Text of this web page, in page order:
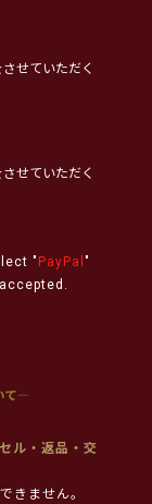
せていただく
せていただく
" PayPal "
ル・返品・交
きません。